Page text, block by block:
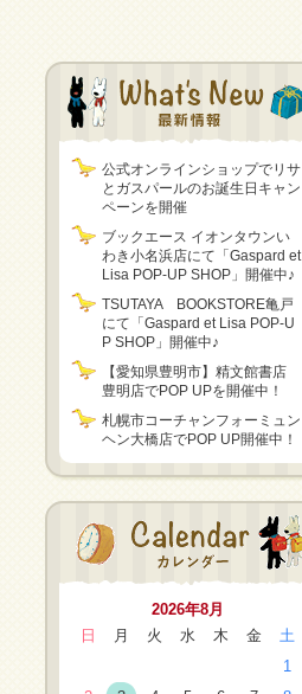
公式オンラインショップでリサ
とガスパールのお誕生日キャン
ペーンを開催
ブックエース イオンタウンい
わき小名浜店にて「Gaspard et
Lisa POP-UP SHOP」開催中♪
TSUTAYA BOOKSTORE亀戸
にて「Gaspard et Lisa POP-U
P SHOP」開催中♪
【愛知県豊明市】精文館書店
豊明店でPOP UPを開催中！
札幌市コーチャンフォーミュン
ヘン大橋店でPOP UP開催中！
2026年8月
日
月 火 水 木 金
土
1